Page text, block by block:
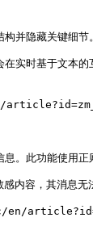
结构并隐藏
时基于文本
此功能使用
内容，其消息无
en/